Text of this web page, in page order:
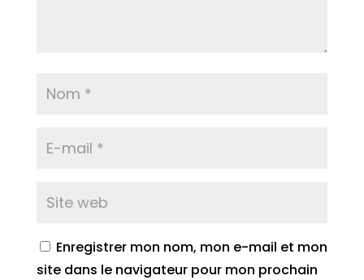
Enregistrer mon nom, mon e-mail et mon
site dans le navigateur pour mon prochain